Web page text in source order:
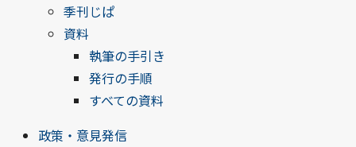
季刊じぱ
資料
執筆の手引き
発行の手順
すべての資料
政策・意見発信